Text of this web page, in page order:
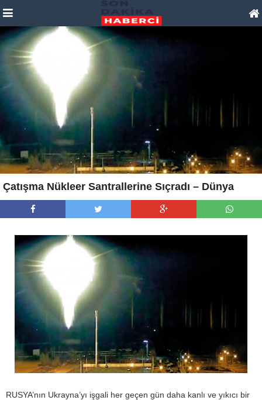
Çatışma Nükleer Santrallerine Sıçradı – Dünya
RUSYA’nın Ukrayna’yı işgali her geçen gün daha kanlı ve yıkıcı bir